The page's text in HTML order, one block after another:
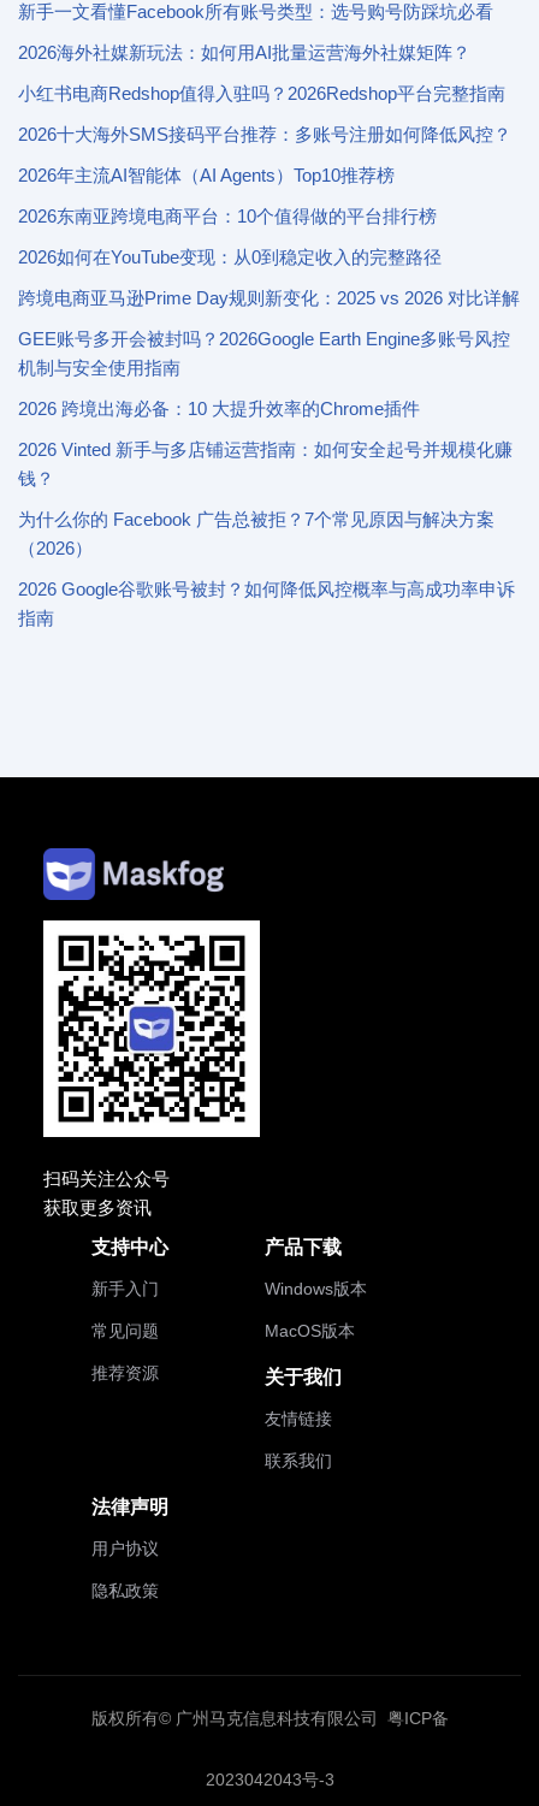
新手一文看懂Facebook所有账号类型：选号购号防踩坑必看
2026海外社媒新玩法：如何用AI批量运营海外社媒矩阵？
小红书电商Redshop值得入驻吗？2026Redshop平台完整指南
2026十大海外SMS接码平台推荐：多账号注册如何降低风控？
2026年主流AI智能体（AI Agents）Top10推荐榜
2026东南亚跨境电商平台：10个值得做的平台排行榜
2026如何在YouTube变现：从0到稳定收入的完整路径
跨境电商亚马逊Prime Day规则新变化：2025 vs 2026 对比详解
GEE账号多开会被封吗？2026Google Earth Engine多账号风控
机制与安全使用指南
2026 跨境出海必备：10 大提升效率的Chrome插件
2026 Vinted 新手与多店铺运营指南：如何安全起号并规模化赚
钱？
为什么你的 Facebook 广告总被拒？7个常见原因与解决方案
（2026）
2026 Google谷歌账号被封？如何降低风控概率与高成功率申诉
指南
扫码关注公众号
获取更多资讯
支持中心
新手入门
常见问题
推荐资源
产品下载
Windows版本
MacOS版本
关于我们
友情链接
联系我们
法律声明
用户协议
隐私政策
版权所有© 广州马克信息科技有限公司 粤ICP备
2023042043号-3